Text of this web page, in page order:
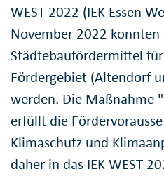
WEST 2022 (IEK Essen
November 2022
Städtebaufördermittel
Fördergebiet (Altendorf
werden. Die Maßnahme
erfüllt die
Klimaschutz und
daher in das IEK WEST